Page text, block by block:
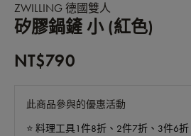
ZWILLING 德國雙人
矽膠鍋鏟 小 (紅色)
NT$790
此商品參與的優惠活動
⭐️ 料理工具1件8折、2件7折、3件6折